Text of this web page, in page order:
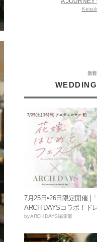
新
7月25日•26日限定開催 |
ARCH DAYSコラボ！ド
by ARCH DAYS編集部